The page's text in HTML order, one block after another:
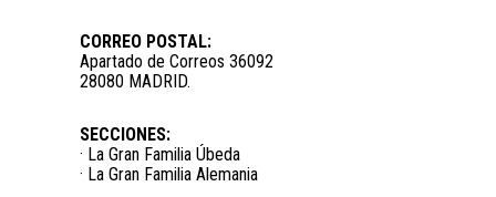
CORREO POSTAL:
Apartado de Correos 36092
28080 MADRID.
SECCIONES:
· La Gran Familia Úbeda
· La Gran Familia Alemania